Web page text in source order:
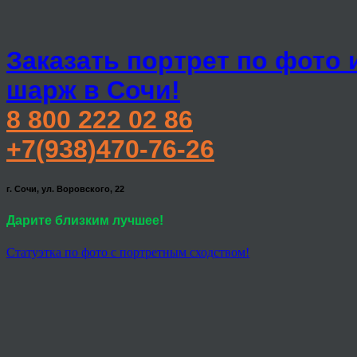
Заказать портрет по фото
шарж в Сочи!
8 800 222 02 86
+7(938)470-76-26
г. Сочи, ул. Воровского, 22
Дарите близким лучшее!
Статуэтка по фото с портретным сходством!